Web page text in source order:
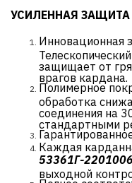
УСИЛЕННАЯ
Инновационная
защищает от
врагов кардана.
Полимерное
обработка
соединения на
стандартными
Каждая
53361Г-
выходной